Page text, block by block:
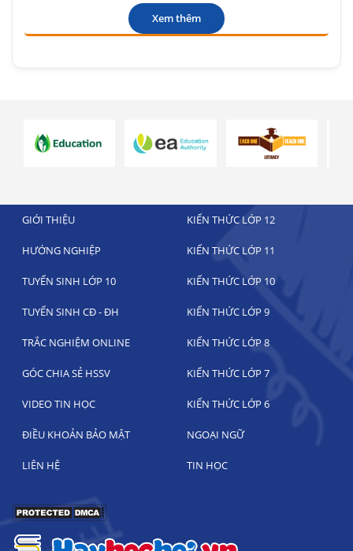
Xem thêm
GIỚI THIỆU KIẾN THỨC LỚP 12
HƯỚNG NGHIỆP KIẾN THỨC LỚP 11
TUYỂN SINH LỚP 10 KIẾN THỨC LỚP 10
TUYỂN SINH CĐ - ĐH KIẾN THỨC LỚP 9
TRẮC NGHIỆM ONLINE KIẾN THỨC LỚP 8
GÓC CHIA SẺ HSSV KIẾN THỨC LỚP 7
VIDEO TIN HỌC KIẾN THỨC LỚP 6
ĐIỀU KHOẢN BẢO MẬT NGOẠI NGỮ
LIÊN HỆ TIN HỌC